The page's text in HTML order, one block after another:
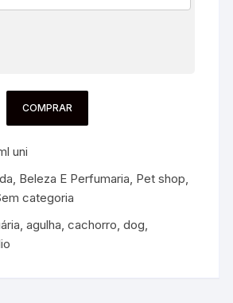
COMPRAR
uni
Beleza E Perfumaria, Pet shop,
categoria
,agulha,cachorro,dog,